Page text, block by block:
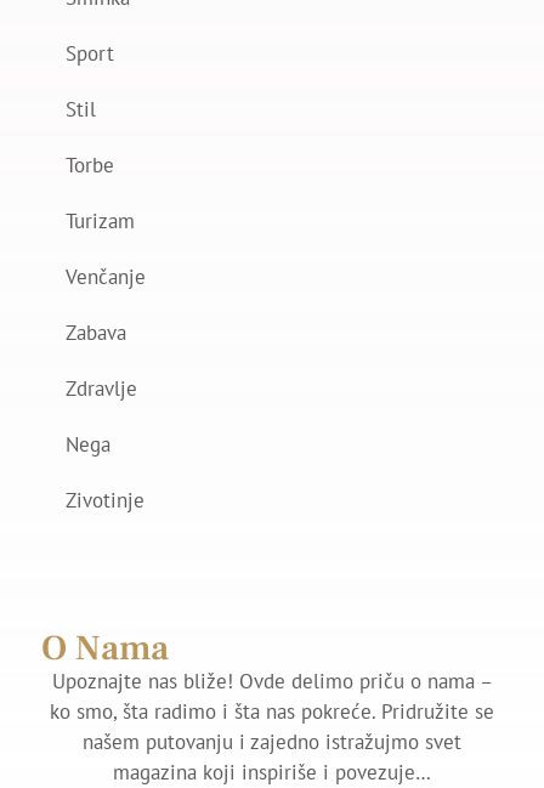
Sport
Stil
Torbe
Turizam
Venčanje
Zabava
Zdravlje
Nega
Zivotinje
O Nama
Upoznajte nas bliže! Ovde delimo priču o nama –
ko smo, šta radimo i šta nas pokreće. Pridružite se
našem putovanju i zajedno istražujmo svet
magazina koji inspiriše i povezuje…